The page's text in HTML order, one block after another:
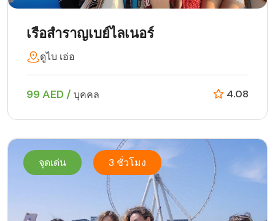
เรือสำราญเบย์ไลเนอร์
ดูไบ เอ่อ
99 AED / บุคคล 4.08
จุดเด่น 3 ชั่วโมง